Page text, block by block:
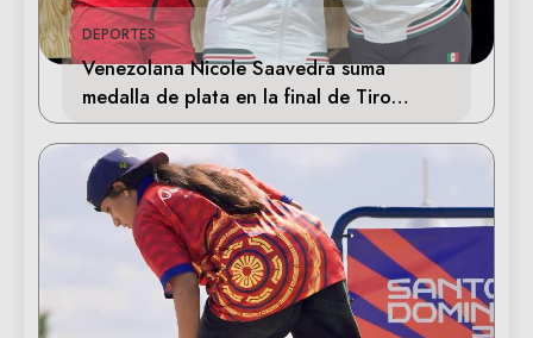
DEPORTES
Venezolana Nicole Saavedra suma
medalla de plata en la final de Tiro
Deportivo